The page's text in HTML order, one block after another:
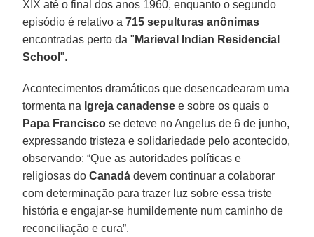
XIX até o final dos anos 1960, enquanto o segundo
episódio é relativo a715 sepulturas anônimas
encontradas perto da " Marieval Indian Residencial
School".
Acontecimentos dramáticos que desencadearam uma
tormenta na Igreja canadense e sobre os quais o
Papa Francisco se deteve no Angelus de 6 de junho,
expressando tristeza e solidariedade pelo acontecido,
observando: “Que as autoridades políticas e
religiosas doCanadá devem continuar a colaborar
com determinação para trazer luz sobre essa triste
história e engajar-se humildemente num caminho de
reconciliação e cura”.